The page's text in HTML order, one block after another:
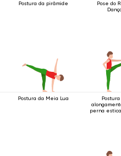
Postura da pirâmide
Pose do
Postura da Meia Lua
perna